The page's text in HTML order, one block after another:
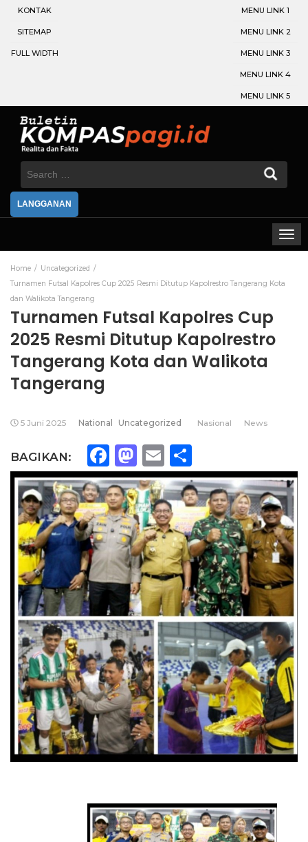
KONTAK
SITEMAP
FULL WIDTH
MENU LINK 1
MENU LINK 2
MENU LINK 3
MENU LINK 4
MENU LINK 5
Search
LANGGANAN
Home
Uncategorized
Turnamen Futsal Kapolres Cup 2025 Resmi Ditutup Kapolrestro Tangerang Kota
dan Walikota Tangerang
Turnamen Futsal Kapolres Cup
2025 Resmi Ditutup Kapolrestro
Tangerang Kota dan Walikota
Tangerang
5 Juni 2025 National Uncategorized Nasional News
BAGIKAN: Facebook
Mastodon
Email